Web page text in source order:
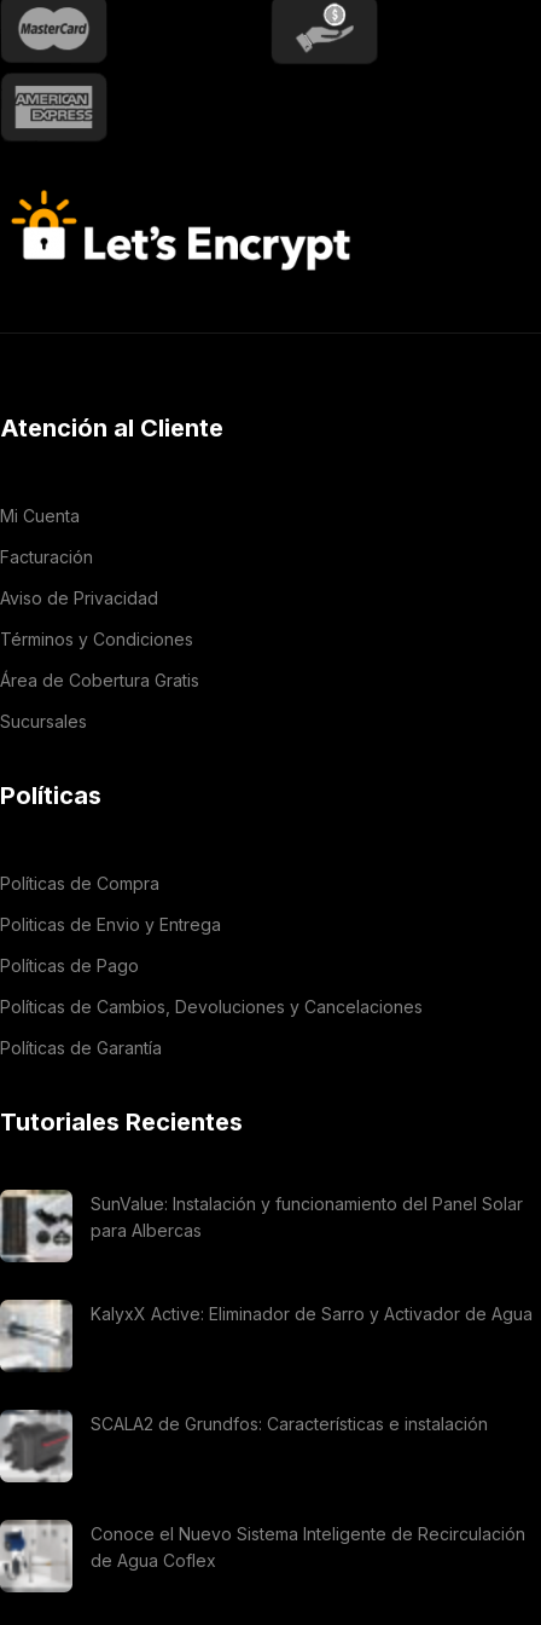
Atención al Cliente
Mi Cuenta
Facturación
Aviso de Privacidad
Términos y Condiciones
Área de Cobertura Gratis
Sucursales
Políticas
Políticas de Compra
Politicas de Envio y Entrega
Políticas de Pago
Políticas de Cambios, Devoluciones y Cancelaciones
Políticas de Garantía
Tutoriales Recientes
SunValue: Instalación y funcionamiento del Panel Solar
para Albercas
KalyxX Active: Eliminador de Sarro y Activador de Agua
SCALA2 de Grundfos: Características e instalación
Conoce el Nuevo Sistema Inteligente de Recirculación
de Agua Coflex